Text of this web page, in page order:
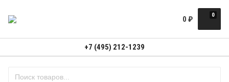
0
0 ₽
+7 (495) 212-1239